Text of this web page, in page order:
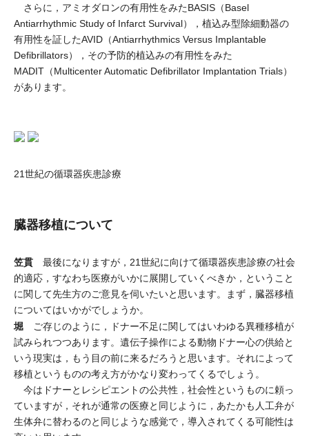
さらに，アミオダロンの有用性をみたBASIS（Basel
Antiarrhythmic Study of Infarct Survival），植込み型除細動器の
有用性を証したAVID（Antiarrhythmics Versus Implantable
Defibrillators），その予防的植込みの有用性をみた
MADIT（Multicenter Automatic Defibrillator Implantation Trials）
があります。
21世紀の循環器疾患診療
臓器移植について
笠貫 最後になりますが，21世紀に向けて循環器疾患診療の社会
的適応，すなわち医療がいかに展開していくべきか，ということ
に関して先生方のご意見を伺いたいと思います。まず，臓器移植
についてはいかがでしょうか。
堀 ご存じのように，ドナー不足に関してはいわゆる異種移植が
試みられつつあります。遺伝子操作による動物ドナー心の供給と
いう現実は，もう目の前に来るだろうと思います。それによって
移植というものの考え方がかなり変わってくるでしょう。
今はドナーとレシピエントの公共性，社会性というものに頼っ
ていますが，それが通常の医療と同じように，あたかも人工弁が
生体弁に替わるのと同じような感覚で，導入されてくる可能性は